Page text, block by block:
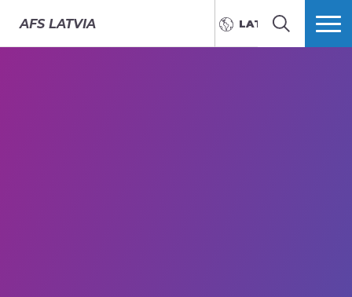
AFS LATVIA LATVIEŠU
MEKLĒT VAIRĀK